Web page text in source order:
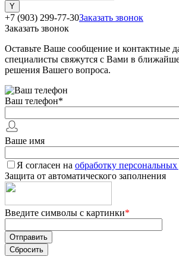
+7 (903) 299-77-30Заказать звонок
Заказать звонок
Оставьте Ваше сообщение и контактные
специалисты свяжутся с Вами в
решения Вашего вопроса.
Ваш телефон*
Ваше имя
Я согласен на обработку
Защита от автоматического заполнения
Введите символы с картинки*